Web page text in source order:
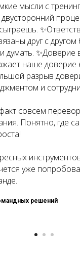
мысли с
друг с
думать. ✨Доверие
наше доверие
разрыв
и
совсем
Понятно, где
уже
решений